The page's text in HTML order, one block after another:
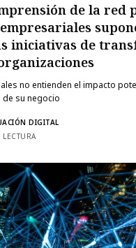
de la red
iniciativas de
no entienden el impacto
de su negocio
DIGITAL